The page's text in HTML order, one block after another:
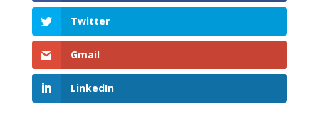
Twitter
Gmail
LinkedIn